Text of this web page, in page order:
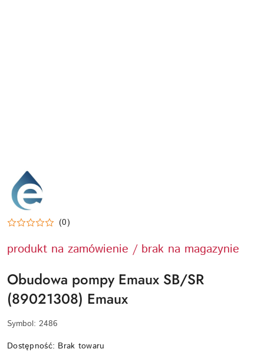
EMAUX-
LOGO
(0)
produkt na zamówienie / brak na magazynie
Obudowa pompy Emaux SB/SR
(89021308) Emaux
Symbol: 2486
Dostępność: Brak towaru